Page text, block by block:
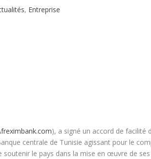
, Entreprise
), a signé un accord de facilité
centrale de Tunisie agissant pour le
soutenir le pays dans la mise en œuvre de